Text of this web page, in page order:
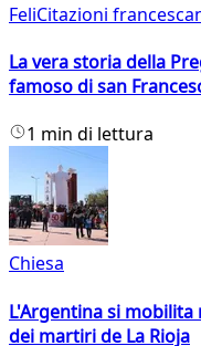
FeliCitazioni
La vera storia della
famoso di san
1 min di lettura
Chiesa
L'Argentina si mobilita
dei martiri de La Rioja